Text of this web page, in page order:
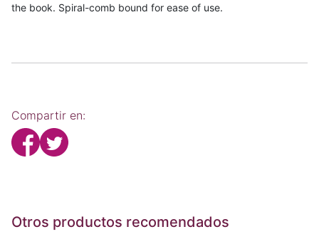
the book. Spiral-comb bound for ease of use.
Compartir en:
Otros productos recomendados